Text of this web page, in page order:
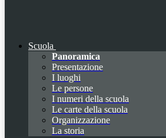
Scuola
Panoramica
Presentazione
I luoghi
Le persone
I numeri della scuola
Le carte della scuola
Organizzazione
La storia